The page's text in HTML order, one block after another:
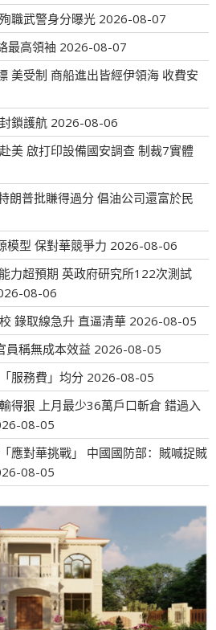
職武警身分曝光 2026-08-07
最高領袖 2026-08-07
美受制 商船進出皆經伊領海 收費安
鎖護航 2026-08-06
美 啟打印設備國安調查 制裁7實體
朗普批賺得過分 倡油公司還富於民
模型 保對華競爭力 2026-08-06
力超預期 英政府研究所122次測試
08-06
錄取線急升 直逼清華 2026-08-05
員稱無成本效益 2026-08-05
服務費」均分 2026-08-05
得狠 上月最少36萬戶口斬倉 錯過入
08-05
應對華挑戰」 中國國防部：賊喊捉賊
08-05